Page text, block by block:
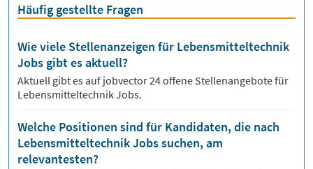
Häufig gestellte Fragen
Wie viele Stellenanzeigen für Lebensmitteltechnik
Jobs gibt es aktuell?
Aktuell gibt es auf jobvector24offene Stellenangebote für
Lebensmitteltechnik Jobs.
Welche Positionen sind für Kandidaten, die nach
Lebensmitteltechnik Jobs suchen, am
relevantesten?